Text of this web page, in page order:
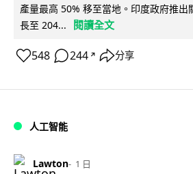
產量最高 50% 移至當地。印度政府推出
長至 204...
閱讀全文
548 244 ↗ 分享
人工智能
Lawton 1 日